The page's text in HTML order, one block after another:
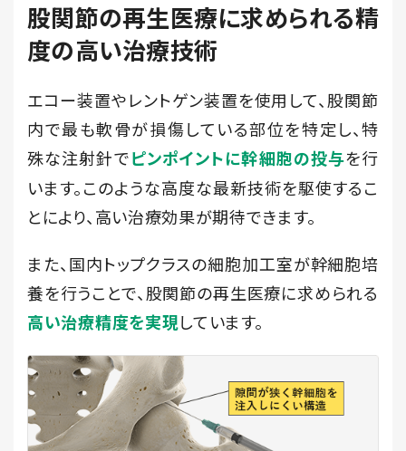
股関節の再生医療に求められる精
度の高い治療技術
エコー装置やレントゲン装置を使用して、股関節
内で最も軟骨が損傷している部位を特定し、特
殊な注射針でピンポイントに幹細胞の投与を行
います。このような高度な最新技術を駆使するこ
とにより、高い治療効果が期待できます。
また、国内トップクラスの細胞加工室が幹細胞培
養を行うことで、股関節の再生医療に求められる
高い治療精度を実現しています。